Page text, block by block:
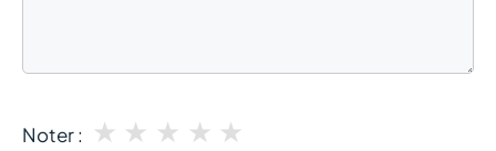
Noter : ★
★
★
★
★